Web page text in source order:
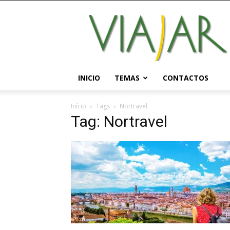
Viajar
Magazine
Online
INICIO TEMAS CONTACTOS
Início Tags Nortravel
Tag: Nortravel